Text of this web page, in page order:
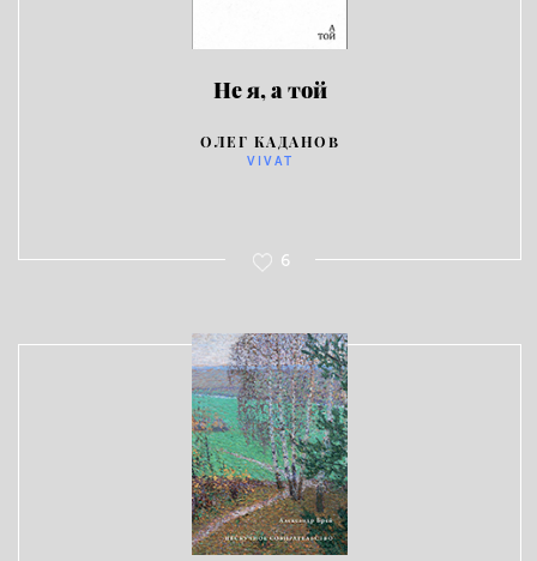
Не я, а той
ОЛЕГ КАДАНОВ
VIVAT
6